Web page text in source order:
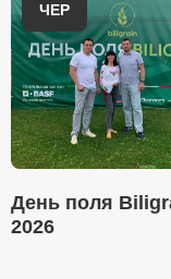
ЧЕР
День поля
2026